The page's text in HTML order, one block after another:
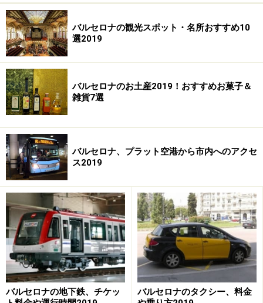
バルセロナの観光スポット・名所おすすめ10
選2019
バルセロナのお土産2019！おすすめお菓子＆
雑貨7選
バルセロナ、プラット空港から市内へのアクセ
ス2019
バルセロナの地下鉄、チケッ
バルセロナのタクシー、料金